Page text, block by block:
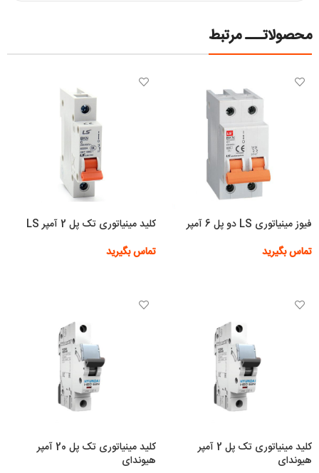
محصولاتـــ مرتبط
فیوز مینیاتوری LS دو پل 6 آمپر
تماس بگیرید
کلید مینیاتوری تک پل 2 آمپر LS
تماس بگیرید
کلید مینیاتوری تک پل 2 آمپر
هیوندای
کلید مینیاتوری تک پل 20 آمپر
هیوندای